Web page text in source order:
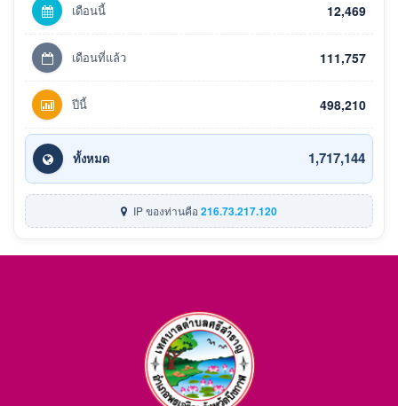
เดือนนี้ 12,469
เดือนที่แล้ว 111,757
ปีนี้ 498,210
ทั้งหมด 1,717,144
IP ของท่านคือ216.73.217.120